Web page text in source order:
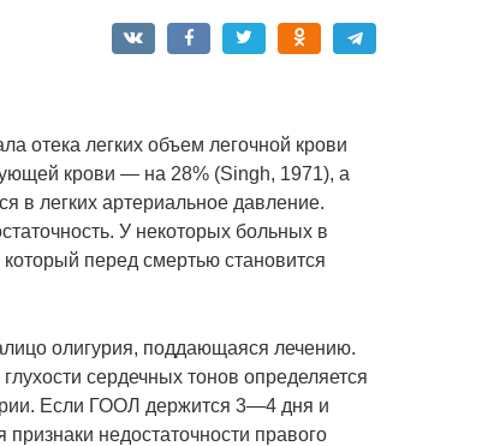
отека легких объем легочной крови
крови — на 28% (Singh, 1971), a
в легких артериальное давление.
У некоторых больных в
перед смертью становится
олигурия, поддающаяся лечению.
сердечных тонов определяется
Если ГООЛ держится 3—4 дня и
недостаточности правого